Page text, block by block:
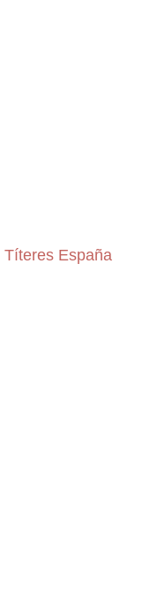
Títeres España